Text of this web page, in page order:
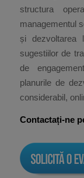
structura
managementul
și dezvoltarea
sugestiilor de
de
planurile de
considerabil,
Contactați-ne